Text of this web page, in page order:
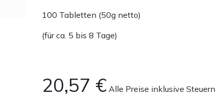
100 Tabletten (50g netto)
(für ca. 5 bis 8 Tage)
20,57 € Alle Preise inklusive Steuern